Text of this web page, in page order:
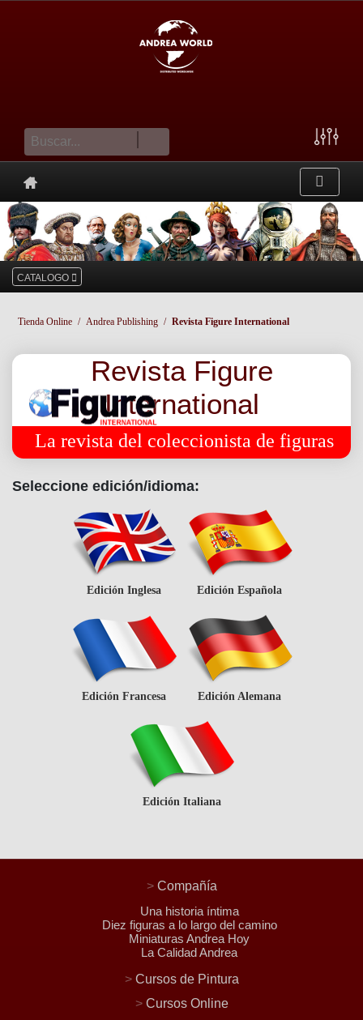
cesta
CATALOGO
Tienda Online Andrea Publishing Revista Figure International
Revista Figure
International
La revista del coleccionista de figuras
Seleccione edición/idioma:
Edición Inglesa Edición Española
Edición Francesa Edición Alemana
Edición Italiana
> Compañía
Una historia íntima
Diez figuras a lo largo del camino
Miniaturas Andrea Hoy
La Calidad Andrea
> Cursos de Pintura
> Cursos Online